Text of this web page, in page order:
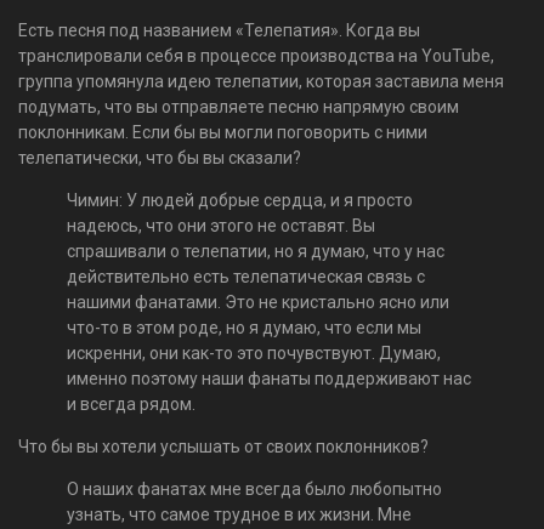
Есть песня под названием «Телепатия». Когда вы
транслировали себя в процессе производства на YouTube,
группа упомянула идею телепатии, которая заставила меня
подумать, что вы отправляете песню напрямую своим
поклонникам. Если бы вы могли поговорить с ними
телепатически, что бы вы сказали?
Чимин: У людей добрые сердца, и я просто
надеюсь, что они этого не оставят. Вы
спрашивали о телепатии, но я думаю, что у нас
действительно есть телепатическая связь с
нашими фанатами. Это не кристально ясно или
что-то в этом роде, но я думаю, что если мы
искренни, они как-то это почувствуют. Думаю,
именно поэтому наши фанаты поддерживают нас
и всегда рядом.
Что бы вы хотели услышать от своих поклонников?
О наших фанатах мне всегда было любопытно
узнать, что самое трудное в их жизни. Мне